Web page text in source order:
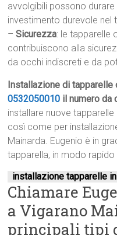
avvolgibili possono
investimento durevole nel
–Sicurezza: le tapparelle
contribuiscono alla
da occhi indiscreti e da
Installazione di tapparelle
0532050010 il numero da
installare nuove
così come per
Mainarda. Eugenio è in
tapparella, in modo
installazione tapparelle
Chiamare
a Vigarano
principali tipi